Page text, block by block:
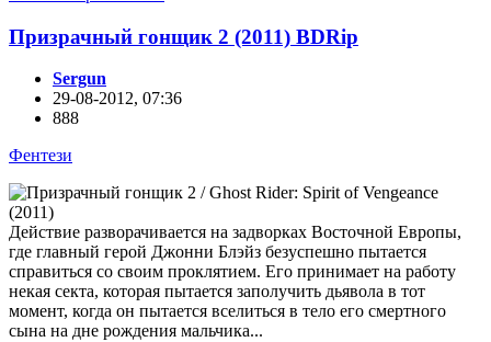
Призрачный гонщик 2 (2011) BDRір
Sergun
29-08-2012, 07:36
888
Фентези
Действие разворачивается на задворках Восточной Европы,
где главный герой Джонни Блэйз безуспешно пытается
справиться со своим проклятием. Его принимает на работу
некая секта, которая пытается заполучить дьявола в тот
момент, когда он пытается вселиться в тело его смертного
сына на дне рождения мальчика...